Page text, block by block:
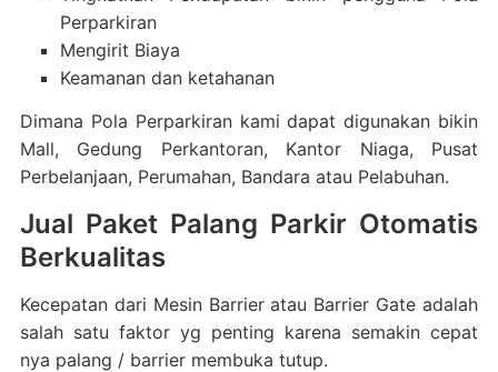
Perparkiran
Mengirit Biaya
Keamanan dan ketahanan
Dimana Pola Perparkiran kami dapat digunakan bikin
Mall, Gedung Perkantoran, Kantor Niaga, Pusat
Perbelanjaan, Perumahan, Bandara atau Pelabuhan.
Jual Paket Palang Parkir Otomatis
Berkualitas
Kecepatan dari Mesin Barrier atau Barrier Gate adalah
salah satu faktor yg penting karena semakin cepat
nya palang / barrier membuka tutup.